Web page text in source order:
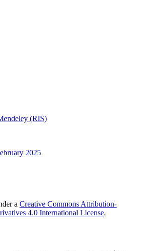
(RIS)
2025
a Creative Commons Attribution-
4.0 International License.